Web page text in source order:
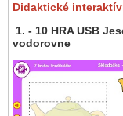
Didaktické
1. - 10 HRA USB
vodorovne